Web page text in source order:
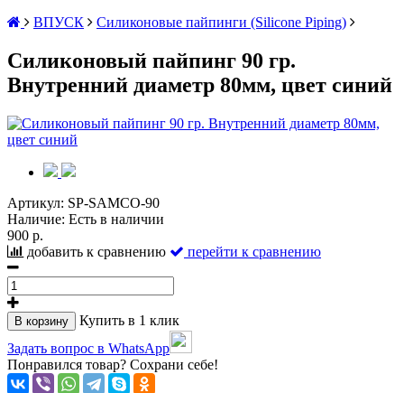
ВПУСК
Силиконовые пайпинги (Silicone Piping)
Силиконовый пайпинг 90 гр.
Внутренний диаметр 80мм, цвет синий
Артикул: SP-SAMCO-90
Наличие: Есть в наличии
900 р.
добавить к сравнению
перейти к сравнению
В корзину
Купить в 1 клик
Задать вопрос в WhatsApp
Понравился товар? Сохрани себе!